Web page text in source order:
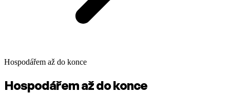
Hospodářem až do konce
Hospodářem až do konce